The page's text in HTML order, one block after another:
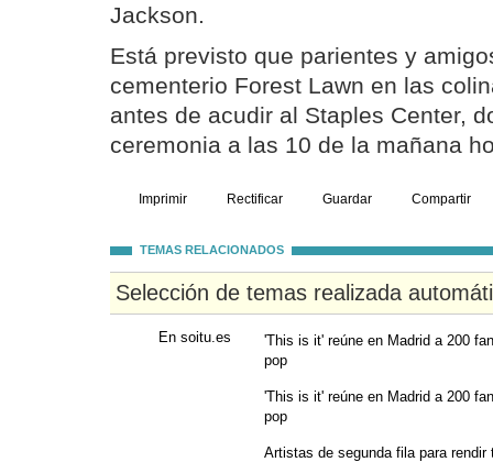
Jackson.
Está previsto que parientes y
cementerio Forest Lawn en las
antes de acudir al Staples Center,
ceremonia a las 10 de la mañana
Imprimir Rectificar Guardar Compartir
TEMAS RELACIONADOS
Selección de temas realizada
En soitu.es
'This is it' reúne en Madrid a 200
pop
'This is it' reúne en Madrid a 200
pop
Artistas de segunda fila para rendir